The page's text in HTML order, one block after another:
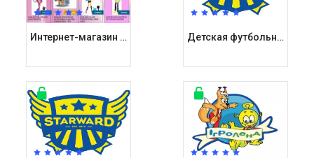
Интернет-магазин детских игрушек Бесттой / Besttoy Детская футбольная академия Старвард / Starward Шулявка